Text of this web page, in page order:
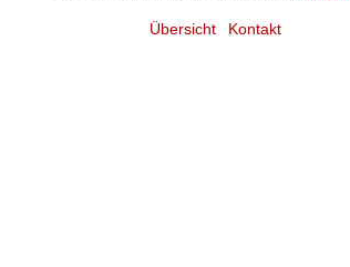
Übersicht Kontakt